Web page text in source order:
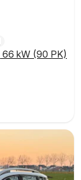
66 kW (90 PK)